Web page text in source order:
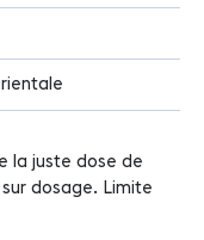
la juste dose de
dosage. Limite